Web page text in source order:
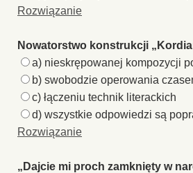
Rozwiązanie
Nowatorstwo konstrukcji
a) nieskrępowanej kompozycji
b) swobodzie operowania
c) łączeniu technik literackich
d) wszystkie odpowiedzi są
Rozwiązanie
„Dajcie mi proch zamknięty w